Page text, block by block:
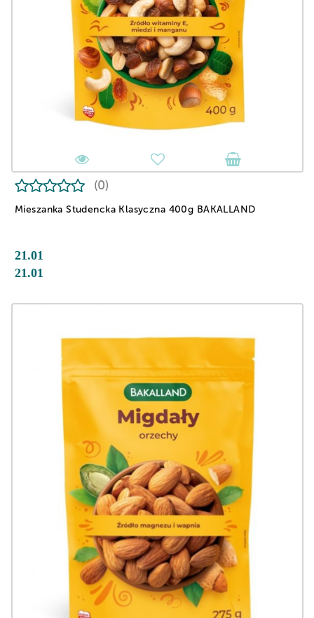
Mieszanka Studencka Klasyczna 400g BAKALLAND
(0)
21.01
21.01